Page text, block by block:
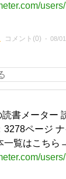
コメント(0) 08/01
書メーター
3278ページ
一覧はこちら